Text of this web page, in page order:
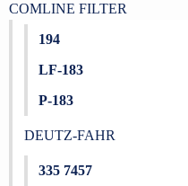
COMLINE FILTER
194
LF-183
P-183
DEUTZ-FAHR
335 7457